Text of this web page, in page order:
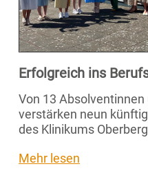
Erfolgreich ins
Von 13
verstärken neun
des Klinikums Oberberg
Mehr lesen